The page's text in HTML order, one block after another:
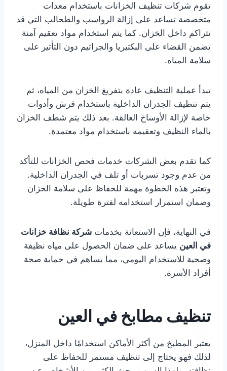
تقوم شركات تنظيف الخزانات باستخدام معدات
متخصصة تساعد على إزالة الرواسب والطحالب التي قد
تتراكم داخل الخزان. كما يتم استخدام مواد تعقيم آمنة
تضمن القضاء على البكتيريا والجراثيم دون التأثير على
سلامة المياه.
تبدأ عملية التنظيف عادة بتفريغ الخزان من المياه، ثم
يتم تنظيف الجدران الداخلية باستخدام فرش وأدوات
خاصة لإزالة الأوساخ العالقة. بعد ذلك يتم شطف الخزان
بالماء النظيف وتعقيمه باستخدام مواد معتمدة.
كما تقدم بعض الشركات خدمات فحص الخزانات للتأكد
من عدم وجود تسربات أو تلف في الجدران الداخلية.
وتعتبر هذه الخطوة مهمة للحفاظ على سلامة الخزان
وضمان استمرار استخدامه لفترة طويلة.
في النهاية، فإن الاستعانة بخدمات شركة نظافة خزانات
في العين يساعد على ضمان الحصول على مياه نظيفة
وصحية للاستخدام اليومي، مما يساهم في حماية صحة
أفراد الأسرة.
تنظيف مطابخ في العين
يعتبر المطبخ من أكثر الأماكن استخدامًا داخل المنزل،
لذلك فهو يحتاج إلى تنظيف مستمر للحفاظ على